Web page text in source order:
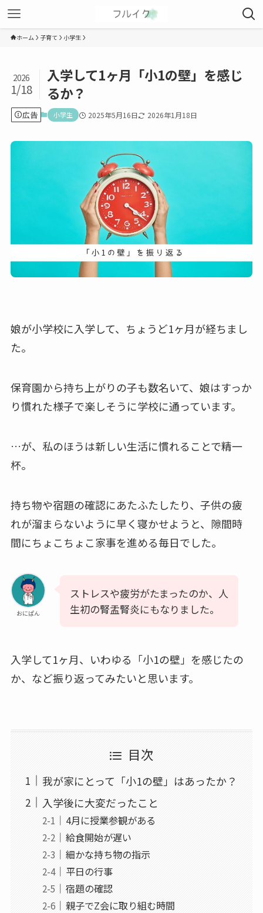
ホーム 子育て 小学生
入学して1ヶ月「小1の壁」を感じ
るか？
2026
1/18
広告 小学生 2025年5月16日 2026年1月18日
娘が小学校に入学して、ちょうど1ヶ月が経ちまし
た。
保育園から持ち上がりの子も数名いて、娘はすっか
り慣れた様子で楽しそうに学校に通っています。
…が、私のほうは新しい生活に慣れることで精一
杯。
持ち物や宿題の確認にあたふたしたり、子供の疲
れが溜まらないように早く寝かせようと、隙間時
間にちょこちょこ家事を進める毎日でした。
おにぱん
ストレスや疲労がたまったのか、人
生初の腎盂腎炎にもなりました。
入学して1ヶ月、いわゆる「小1の壁」を感じたの
か、など振り返ってみたいと思います。
目次
我が家にとって「小1の壁」はあったか？
入学後に大変だったこと
4月に授業参観がある
給食開始が遅い
細かな持ち物の指示
平日の行事
宿題の確認
親子でZ会に取り組む時間